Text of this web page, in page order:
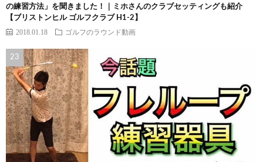
の練習方法」を聞きました！｜ミホさんのクラブセッティングも紹介
【ブリストンヒル ゴルフクラブ H1-2】
2018.01.18 ゴルフのラウンド動画